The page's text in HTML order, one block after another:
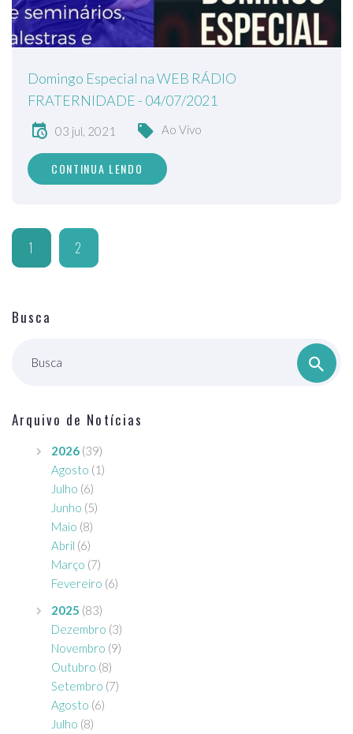
Domingo Especial na WEB RÁDIO
FRATERNIDADE - 04/07/2021
03 jul, 2021 Ao Vivo
CONTINUA LENDO
1 2
Busca
Busca
Arquivo de Notícias
2026 (39)
Agosto (1)
Julho (6)
Junho (5)
Maio (8)
Abril (6)
Março (7)
Fevereiro (6)
2025 (83)
Dezembro (3)
Novembro (9)
Outubro (8)
Setembro (7)
Agosto (6)
Julho (8)